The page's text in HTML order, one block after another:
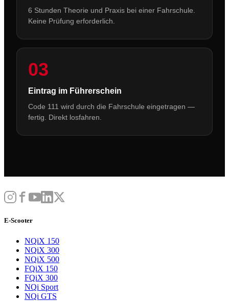
6 Stunden Theorie und Praxis bei einer Fahrschule.
Keine Prüfung erforderlich.
03
Eintrag im Führerschein
Code 111 wird durch die Fahrschule eingetragen —
fertig. Direkt losfahren.
E-Scooter
NQiX 150
NQiX 300
NQiX 500
FQiX 150
FQiX 300
NQi Sport
NQi GTS